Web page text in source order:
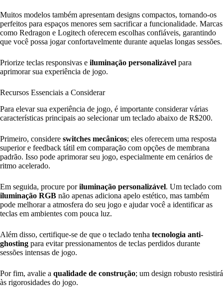
Muitos modelos também apresentam designs compactos, tornando-os
perfeitos para espaços menores sem sacrificar a funcionalidade. Marcas
como Redragon e Logitech oferecem escolhas confiáveis, garantindo
que você possa jogar confortavelmente durante aquelas longas sessões.
Priorize teclas responsivas e iluminação personalizável para
aprimorar sua experiência de jogo.
Recursos Essenciais a Considerar
Para elevar sua experiência de jogo, é importante considerar várias
características principais ao selecionar um teclado abaixo de R$200.
Primeiro, considere switches mecânicos; eles oferecem uma resposta
superior e feedback tátil em comparação com opções de membrana
padrão. Isso pode aprimorar seu jogo, especialmente em cenários de
ritmo acelerado.
Em seguida, procure poriluminação personalizável. Um teclado com
iluminação RGB não apenas adiciona apelo estético, mas também
pode melhorar a atmosfera do seu jogo e ajudar você a identificar as
teclas em ambientes com pouca luz.
Além disso, certifique-se de que o teclado tenha tecnologia anti-
ghosting para evitar pressionamentos de teclas perdidos durante
sessões intensas de jogo.
Por fim, avalie a qualidade de construção; um design robusto resistirá
às rigorosidades do jogo.